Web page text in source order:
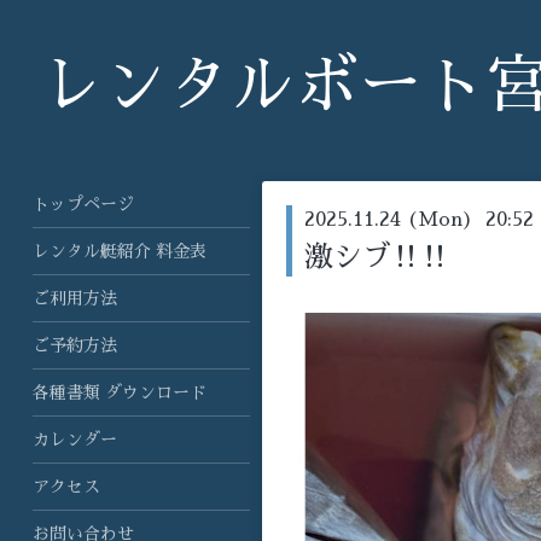
レンタルボート
2025.11.24 (Mon) 20:52
激シブ‼️‼️
トップページ
レンタル艇紹介 料金表
ご利用方法
ご予約方法
各種書類 ダウンロード
カレンダー
アクセス
お問い合わせ